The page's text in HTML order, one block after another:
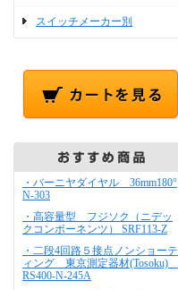
スイッチメーカー別
・バーニヤダイヤル 36mm180°
N-303
・高容量型 フジソク（ニデッ
クコンポーネンツ） SRF113-Z
・二段4回路５接点ノンショーテ
ィング 東京測定器材(Tosoku)
RS400-N-245A